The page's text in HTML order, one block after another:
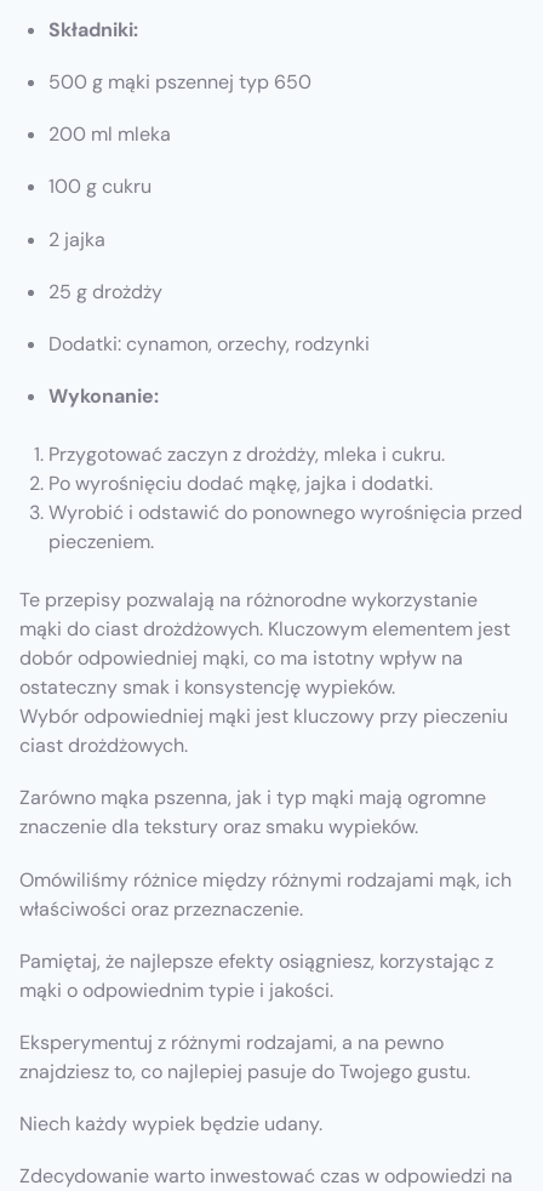
Składniki:
500 g mąki pszennej typ 650
200 ml mleka
100 g cukru
2 jajka
25 g drożdży
Dodatki: cynamon, orzechy, rodzynki
Wykonanie:
Przygotować zaczyn z drożdży, mleka i cukru.
Po wyrośnięciu dodać mąkę, jajka i dodatki.
Wyrobić i odstawić do ponownego wyrośnięcia przed
pieczeniem.
Te przepisy pozwalają na różnorodne wykorzystanie
mąki do ciast drożdżowych. Kluczowym elementem jest
dobór odpowiedniej mąki, co ma istotny wpływ na
ostateczny smak i konsystencję wypieków.
Wybór odpowiedniej mąki jest kluczowy przy pieczeniu
ciast drożdżowych.
Zarówno mąka pszenna, jak i typ mąki mają ogromne
znaczenie dla tekstury oraz smaku wypieków.
Omówiliśmy różnice między różnymi rodzajami mąk, ich
właściwości oraz przeznaczenie.
Pamiętaj, że najlepsze efekty osiągniesz, korzystając z
mąki o odpowiednim typie i jakości.
Eksperymentuj z różnymi rodzajami, a na pewno
znajdziesz to, co najlepiej pasuje do Twojego gustu.
Niech każdy wypiek będzie udany.
Zdecydowanie warto inwestować czas w odpowiedzi na